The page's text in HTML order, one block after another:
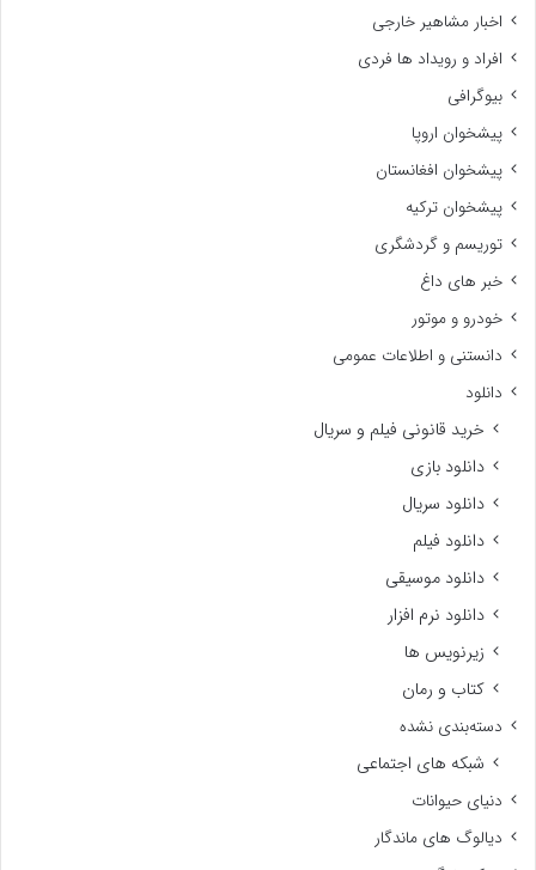
اخبار مشاهیر خارجی
افراد و رویداد ها فردی
بیوگرافی
پیشخوان اروپا
پیشخوان افغانستان
پیشخوان ترکیه
توریسم و گردشگری
خبر های داغ
خودرو و موتور
دانستنی و اطلاعات عمومی
دانلود
خرید قانونی فیلم و سریال
دانلود بازی
دانلود سریال
دانلود فیلم
دانلود موسیقی
دانلود نرم افزار
زیرنویس ها
کتاب و رمان
دسته‌بندی نشده
شبکه های اجتماعی
دنیای حیوانات
دیالوگ های ماندگار